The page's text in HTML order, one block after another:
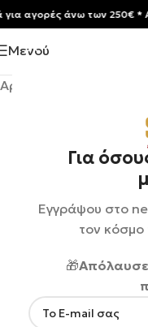
Για
Εγγράψου στο
τον
🎁
Μενού
Αρχική σελίδα
αγορές άνω των 250€ *